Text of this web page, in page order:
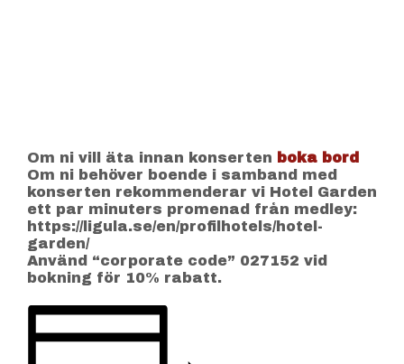
Om ni vill äta innan konserten boka bord
Om ni behöver boende i samband med
konserten rekommenderar vi Hotel Garden
ett par minuters promenad från medley:
https://ligula.se/en/profilhotels/hotel-
garden/
Använd “corporate code” 027152 vid
bokning för 10% rabatt.